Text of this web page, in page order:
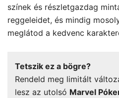
színek és részletgazdag
reggeleidet, és mindig
meglátod a kedvenc
Tetszik ez a bögre?
Rendeld meg limitált
lesz az utolsó Marvel